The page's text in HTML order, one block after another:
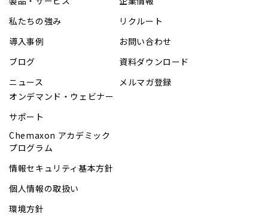
私たちの強み
導入事例
ブログ
ニュース
リクルート
お問い合わせ
資料ダウンロード
メルマガ登録
オンデマンド・ウェビナー
サポート
Chemaxon アカデミック
プログラム
情報セキュリティ基本方針
個人情報の取扱い
環境方針